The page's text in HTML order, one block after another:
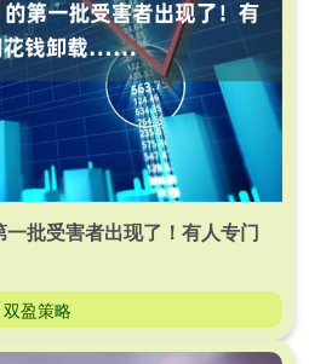
批受害者出现了！有人专门
双盈策略